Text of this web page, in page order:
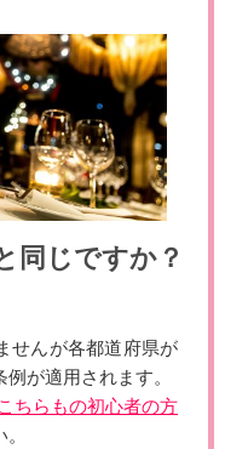
同じですか？
せんが各都道府県が
が適用されます。
こちらもの初心者の方